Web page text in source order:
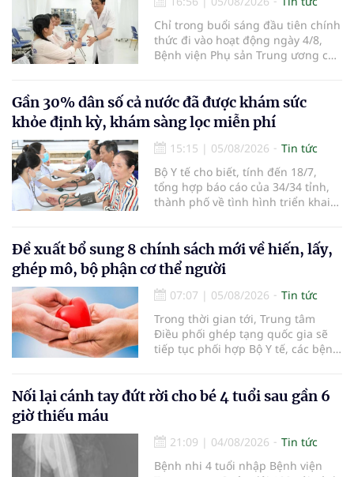
Chỉ trong buổi sáng đầu tiên chính
thức đi vào hoạt động ngày 4/8,
Bệnh viện Phụ sản Trung ương cơ
em bé đầu tiên chào đời.
Gần 30% dân số cả nước đã được khám sức
khỏe định kỳ, khám sàng lọc miễn phí
15:15 | 05/08/2026
Tin tức
Bộ Y tế cho biết, tính đến 18/7,
tổng hợp báo cáo của 34/34 tỉnh,
thành phố về tình hình triển khai
nhận 32.286.360 người, chiếm gần
30% dân số cả nước đã được khám
sức khỏe định kỳ năm nay.
Đề xuất bổ sung 8 chính sách mới về hiến, lấy,
ghép mô, bộ phận cơ thể người
07:07 | 05/08/2026
Tin tức
Trong thời gian tới, Trung tâm
Điều phối ghép tạng quốc gia sẽ
tiếp tục phối hợp Bộ Y tế, các bệnh
cường truyền thông, hoàn thiện
quy trình chuyên môn và hệ thống
hiến và ghép mô tạng.
Nối lại cánh tay đứt rời cho bé 4 tuổi sau gần 6
giờ thiếu máu
21:09 | 04/08/2026
Tin tức
Bệnh nhi 4 tuổi nhập Bệnh viện